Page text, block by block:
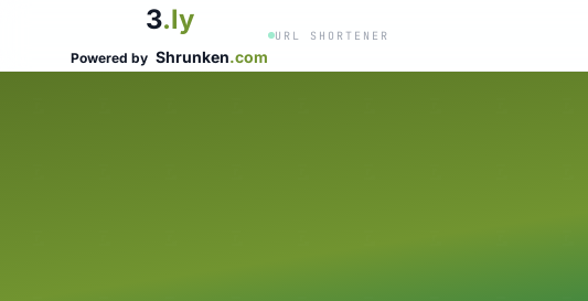
3.ly
Powered by Shrunken.com
URL SHORTENER